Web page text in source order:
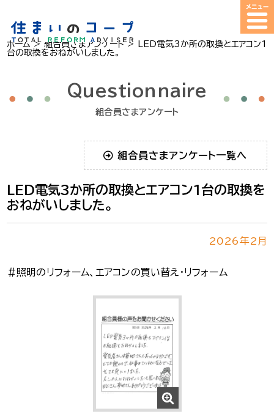
ホーム>組合員さまアンケート>
LED電気3か所の取換とエアコン1
台の取換をおねがいしました。
Questionnaire
組合員さまアンケート
組合員さまアンケート一覧へ
LED電気3か所の取換とエアコン1台の取換を
おねがいしました。
2026年2月
＃照明のリフォーム、エアコンの買い替え・リフォーム